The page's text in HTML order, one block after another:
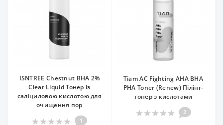
ISNTREE Chestnut BHA 2%
Clear Liquid Тонер із
саліциловою кислотою для
очищення пор
1
Tiam AC Fighting AHA BHA
PHA Toner (Renew) Пілінг-
тонер з кислотами
2